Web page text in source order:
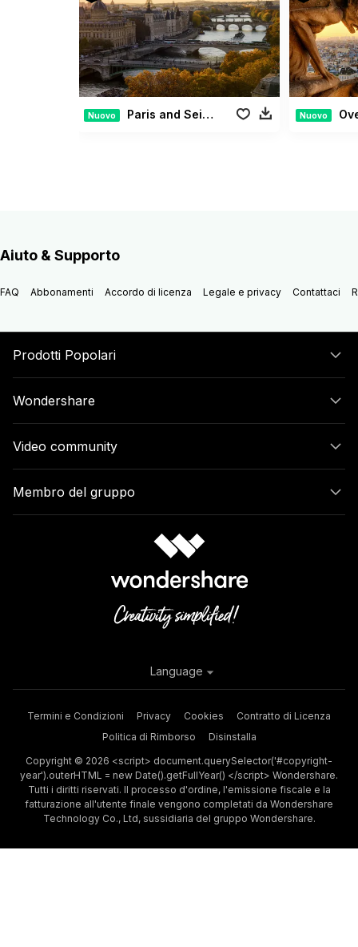
Nuovo Paris and Seine River at sunset Nuovo
Aiuto & Supporto
FAQ Abbonamenti Accordo di licenza Legale e privacy Contattaci
Prodotti Popolari
Wondershare
Video community
Membro del gruppo
Termini e Condizioni Privacy Cookies
Contratto di Licenza
Politica di Rimborso
Disinstalla
Copyright © 2026 <script> document.querySelector('#copyright-
year').outerHTML = new Date().getFullYear() </script> Wondershare.
Tutti i diritti riservati. Il processo d'ordine, l'emissione fiscale e la
fatturazione all'utente finale vengono completati da Wondershare
Technology Co., Ltd, sussidiaria del gruppo Wondershare.
Language